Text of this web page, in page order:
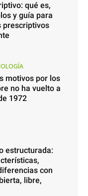
qué es,
y guía para
prescriptivos
motivos por los
no ha vuelto a
1972
estructurada:
con
libre,